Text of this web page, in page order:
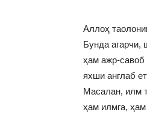
Аллоҳ
Бунда агарчи,
ҳам ажр-савоб
яхши англаб
Масалан, илм
ҳам илмга,